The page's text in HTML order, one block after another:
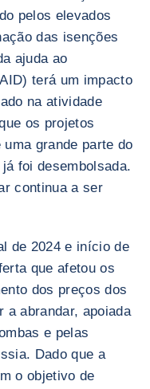
pelos elevados
das isenções
ajuda ao
terá um impacto
na atividade
os projetos
grande parte do
foi desembolsada.
continua a ser
de 2024 e início de
que afetou os
dos preços dos
a abrandar, apoiada
e pelas
Dado que a
o objetivo de